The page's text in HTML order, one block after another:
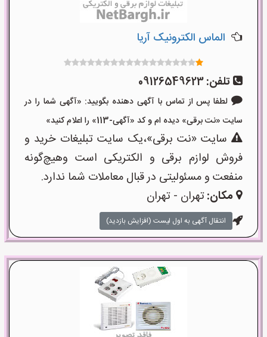
الماس الکترونیک آریا
تلفن:09126549623
لطفا پس از تماس با آگهی دهنده بگویید: «آگهی شما را در
سایت «نت برقی» دیده ام و کد «آگهی-113» را اعلام کنید»
سایت «نت برقی»،یک سایت تبلیغات خرید و
فروش لوازم برقی و الکتریکی است وهیچ‌گونه
منفعت و مسئولیتی در قبال معاملات شما ندارد.
مکان:تهران - تهران
انتقال آگهی به اول لیست (افزایش بازدید)